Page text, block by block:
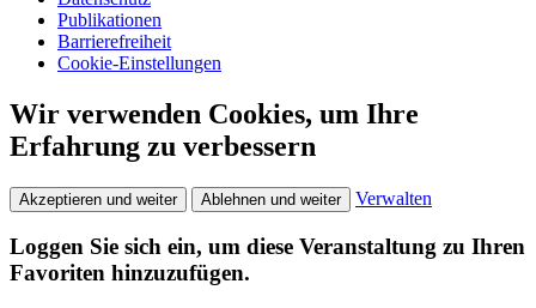
Publikationen
Barrierefreiheit
Cookie-Einstellungen
Wir verwenden Cookies, um Ihre
Erfahrung zu verbessern
Akzeptieren und weiter Ablehnen und weiter Verwalten
Loggen Sie sich ein, um diese Veranstaltung zu Ihren
Favoriten hinzuzufügen.